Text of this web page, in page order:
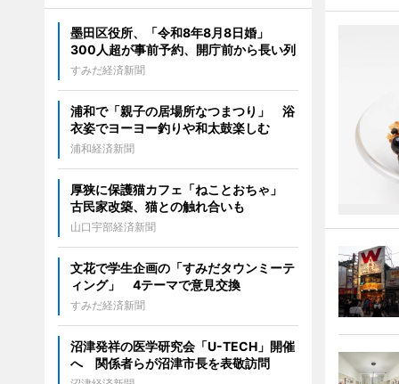
墨田区役所、「令和8年8月8日婚」
300人超が事前予約、開庁前から長い列
すみだ経済新聞
浦和で「親子の居場所なつまつり」 浴
衣姿でヨーヨー釣りや和太鼓楽しむ
浦和経済新聞
厚狭に保護猫カフェ「ねことおちゃ」
古民家改築、猫との触れ合いも
山口宇部経済新聞
文花で学生企画の「すみだタウンミーテ
ィング」 4テーマで意見交換
すみだ経済新聞
沼津発祥の医学研究会「U-TECH」開催
へ 関係者らが沼津市長を表敬訪問